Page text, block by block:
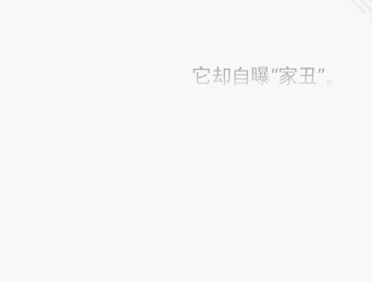
它却自曝“家丑”。